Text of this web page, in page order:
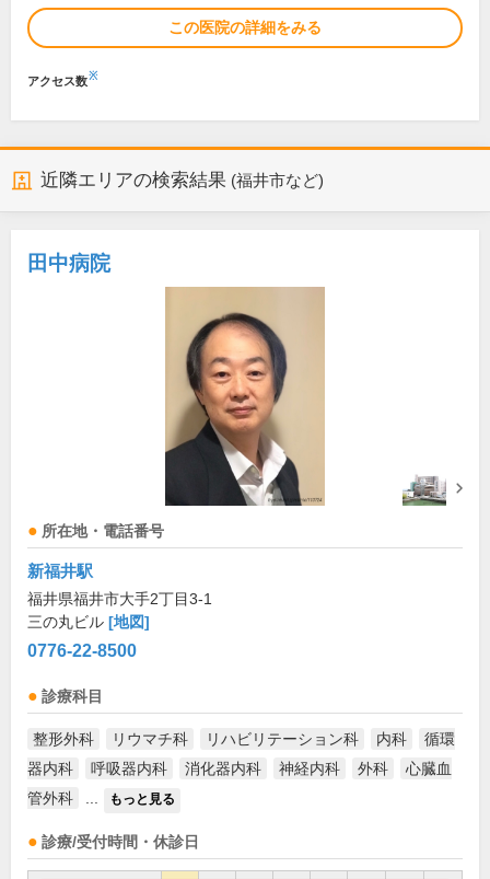
この医院の詳細をみる
アクセス数※
近隣エリアの検索結果 (福井市など)
田中病院
所在地・電話番号
新福井駅
福井県福井市大手2丁目3-1
三の丸ビル [地図]
0776-22-8500
診療科目
整形外科 リウマチ科 リハビリテーション科 内科
循環
器内科
呼吸器内科 消化器内科 神経内科 外科
心臓血
管外科
もっと見る
診療/受付時間・休診日